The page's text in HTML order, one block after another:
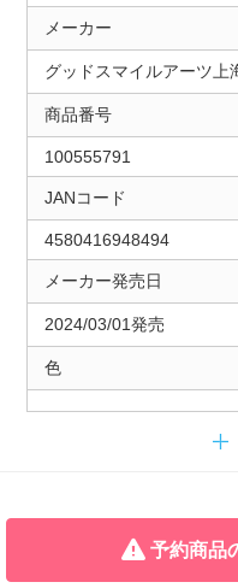
メーカー
グッドスマイルアーツ上
商品番号
100555791
JANコード
4580416948494
メーカー発売日
2024/03/01発売
色
予約商品